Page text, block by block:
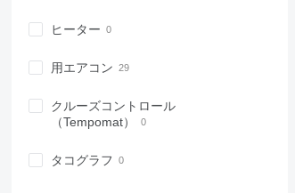
ヒーター
用エアコン
クルーズコントロール
（Tempomat）
タコグラフ